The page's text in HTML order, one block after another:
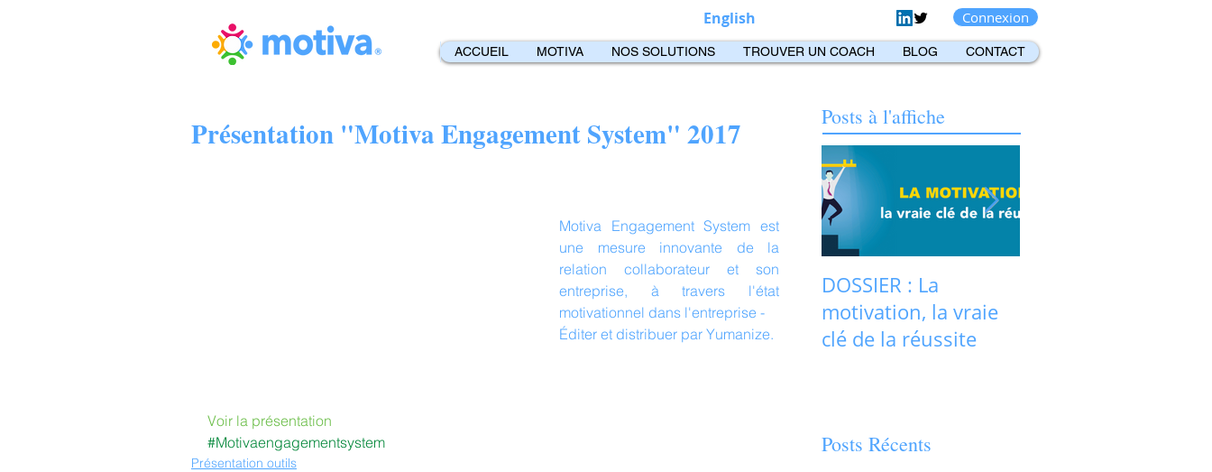
English Connexion
ACCUEIL MOTIVA NOS SOLUTIONS TROUVER UN COACH BLOG CONTACT
Présentation "Motiva Engagement System" 2017
Motiva Engagement System est
une mesure innovante de la
relation collaborateur et son
entreprise, à travers l'état
motivationnel dans l'entreprise -
Éditer et distribuer par Yumanize.
Voir la présentation
#Motivaengagementsystem
Présentation outils
Posts à l'affiche
DOSSIER : La
motivation, la vraie
clé de la réussite
Posts Récents